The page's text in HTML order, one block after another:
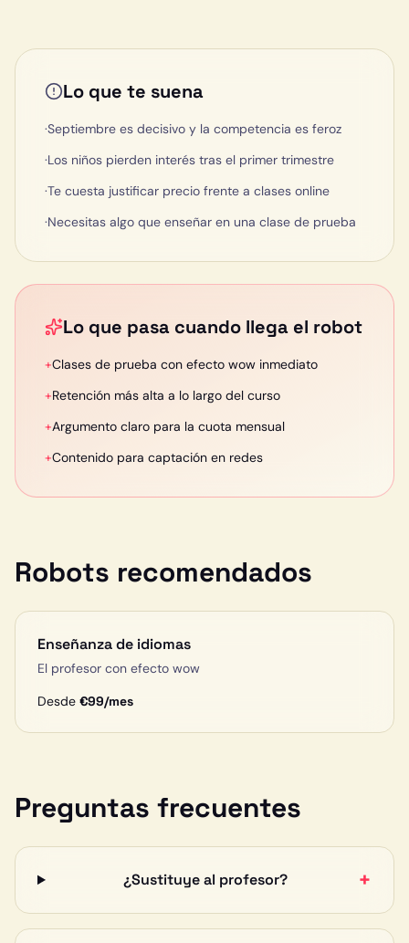
Lo que te suena
·Septiembre es decisivo y la competencia es feroz
·Los niños pierden interés tras el primer trimestre
·Te cuesta justificar precio frente a clases online
·Necesitas algo que enseñar en una clase de prueba
Lo que pasa cuando llega el robot
+Clases de prueba con efecto wow inmediato
+Retención más alta a lo largo del curso
+Argumento claro para la cuota mensual
+Contenido para captación en redes
Robots recomendados
Enseñanza de idiomas
El profesor con efecto wow
Desde €99/mes
Preguntas frecuentes
¿Sustituye al profesor? +